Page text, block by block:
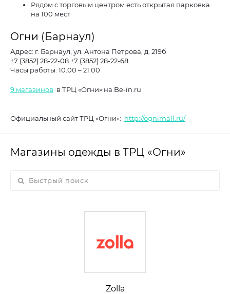
Рядом с торговым центром есть открытая парковка
на 100 мест
Огни (Барнаул)
Адрес: г. Барнаул, ул. Антона Петрова, д. 219б
+7 (3852) 28-22-08 +7 (3852) 28-22-68
Часы работы: 10.00 – 21.00
9 магазинов в ТРЦ «Огни» на Be-in.ru
Официальный сайт ТРЦ «Огни»: http://ognimall.ru/
Магазины одежды в ТРЦ «Огни»
Zolla